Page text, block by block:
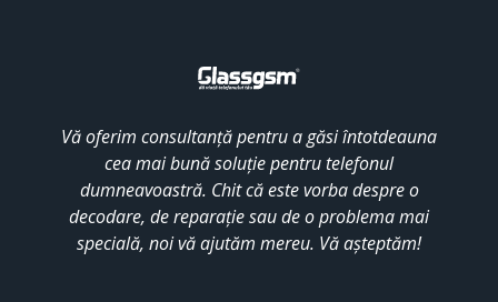
Vă oferim consultanță pentru a găsi întotdeauna
cea mai bună soluție pentru telefonul
dumneavoastră. Chit că este vorba despre o
decodare, de reparație sau de o problema mai
specială, noi vă ajutăm mereu. Vă așteptăm!